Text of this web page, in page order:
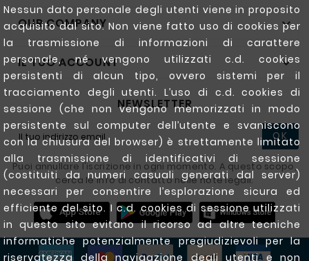
Nessun dato personale degli utenti viene in proposito
acquisito dal sito. Non viene fatto uso di cookies per
la trasmissione di informazioni di carattere
personale, né vengono utilizzati c.d. cookies
persistenti di alcun tipo, ovvero sistemi per il
tracciamento degli utenti. L’uso di c.d. cookies di
sessione (che non vengono memorizzati in modo
persistente sul computer dell’utente e svaniscono
con la chiusura del browser) è strettamente limitato
alla trasmissione di identificativi di sessione
(costituiti da numeri casuali generati dal server)
necessari per consentire l’esplorazione sicura ed
efficiente del sito. I c.d. cookies di sessione utilizzati
in questo sito evitano il ricorso ad altre tecniche
informatiche potenzialmente pregiudizievoli per la
riservatezza della navigazione degli utenti e non
OUR COMPANY 
IL TUO ACCOUNT 
NEWSLETTER
OK
Puoi annullare l'iscrizione in ogni momento. A questo scopo,
cerca le info di contatto nelle note legali.